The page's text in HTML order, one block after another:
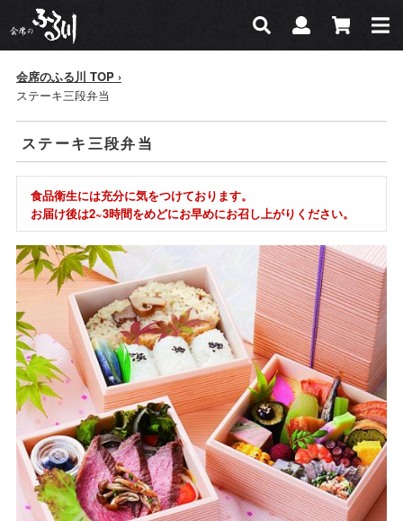
検索 マイページ
カー
検索
会席のふる川 TOP
ステーキ三段弁当
ステーキ三段弁当
食品衛生には充分に気をつけております。
お届け後は2~3時間をめどにお早めにお召し上がりください。